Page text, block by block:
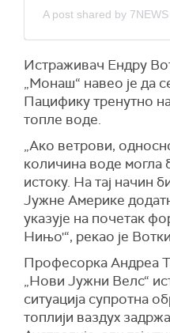
A post shared by
Истраживач Ендру
„Монаш“ навео је да
Пацифику тренутно
топле воде.
„Ако ветрови,
количина воде могла
истоку. На тај начин
Јужне Америке
указује на почетак
Нињо'“, рекао је
Професорка Андреа
„Нови Јужни Велс“
ситуација супротна
топлији ваздух